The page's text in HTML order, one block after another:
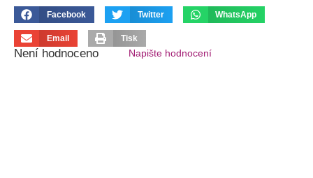
Facebook Twitter WhatsApp
Email Tisk
Není hodnoceno Napište hodnocení